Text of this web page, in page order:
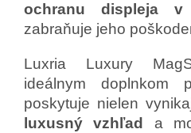
ochranu displeja v
zabraňuje jeho
Luxria Luxury
ideálnym doplnkom
poskytuje nielen
luxusný vzhľad
a